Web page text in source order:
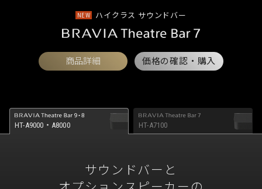
NEW ハイクラス サウンドバー
商品詳細 価格の確認・購入
HT-A9000・A8000 HT-A7100
サウンドバーと